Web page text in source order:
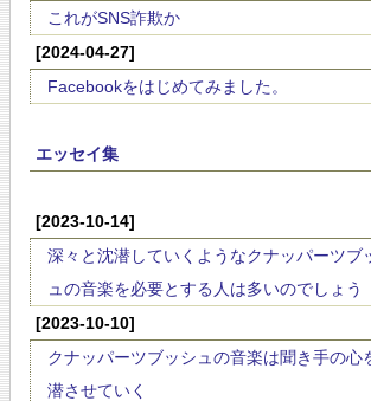
これがSNS詐欺か
[2024-04-27]
Facebookをはじめてみました。
エッセイ集
[2023-10-14]
深々と沈潜していくようなクナッパーツブ
ュの音楽を必要とする人は多いのでしょう
[2023-10-10]
クナッパーツブッシュの音楽は聞き手の心
潜させていく